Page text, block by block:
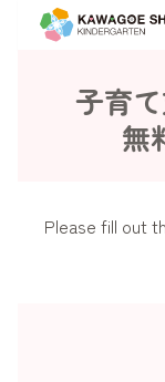
子育
無
Please fill out